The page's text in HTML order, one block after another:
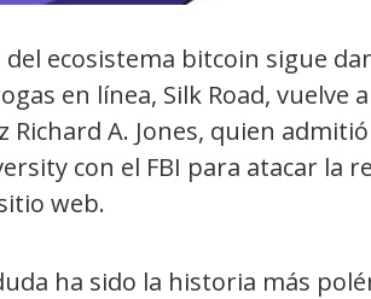
del ecosistema bitcoin sigue
en línea, Silk Road, vuelve
Richard A. Jones, quien
con el FBI para atacar la
web.
ha sido la historia más